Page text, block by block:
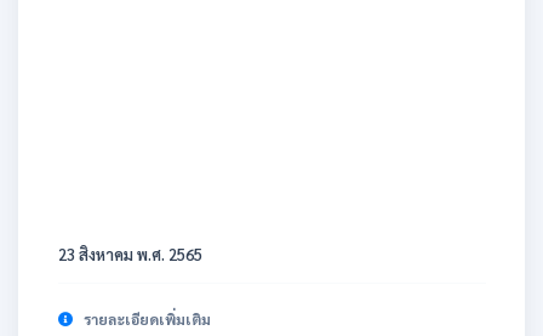
23 สิงหาคม พ.ศ. 2565
รายละเอียดเพิ่มเติม